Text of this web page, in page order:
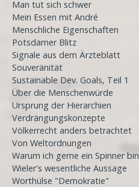
Man tut sich schwer
Mein Essen mit André
Menschliche Eigenschaften
Potsdamer Blitz
Signale aus dem Ärzteblatt
Souveränität
Sustainable Dev. Goals, Teil 1
Über die Menschenwürde
Ursprung der Hierarchien
Verdrängungskonzepte
Völkerrecht anders betrachtet
Von Weltordnungen
Warum ich gerne ein Spinner bin
Wieler's wesentliche Aussage
Worthülse "Demokratie"